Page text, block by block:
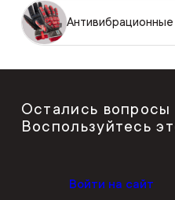
Антивибрационные
Остались вопросы
Воспользуйтесь
Войти на сайт